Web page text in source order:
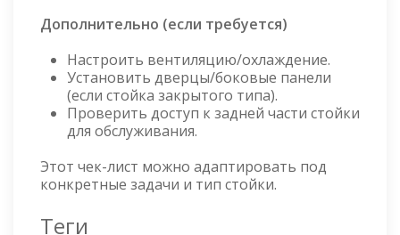
Дополнительно (если требуется)
Настроить вентиляцию/охлаждение.
Установить дверцы/боковые панели
(если стойка закрытого типа).
Проверить доступ к задней части стойки
для обслуживания.
Этот чек-лист можно адаптировать под
конкретные задачи и тип стойки.
Теги